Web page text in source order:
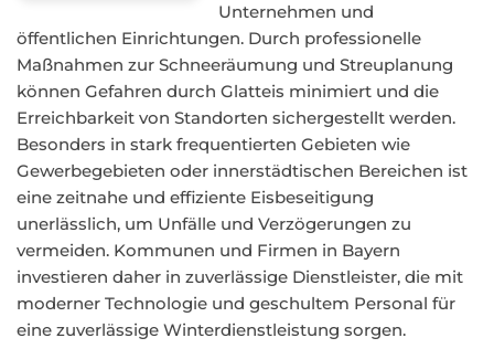
Unternehmen und
öffentlichen Einrichtungen. Durch professionelle
Maßnahmen zur Schneeräumung und Streuplanung
können Gefahren durch Glatteis minimiert und die
Erreichbarkeit von Standorten sichergestellt werden.
Besonders in stark frequentierten Gebieten wie
Gewerbegebieten oder innerstädtischen Bereichen ist
eine zeitnahe und effiziente Eisbeseitigung
unerlässlich, um Unfälle und Verzögerungen zu
vermeiden. Kommunen und Firmen in Bayern
investieren daher in zuverlässige Dienstleister, die mit
moderner Technologie und geschultem Personal für
eine zuverlässige Winterdienstleistung sorgen.